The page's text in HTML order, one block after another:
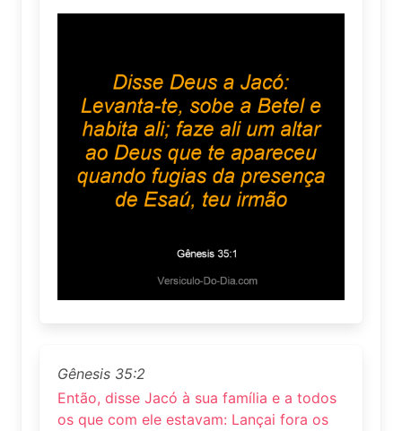
Gênesis 35:2
Então, disse Jacó à sua família e a todos
os que com ele estavam: Lançai fora os